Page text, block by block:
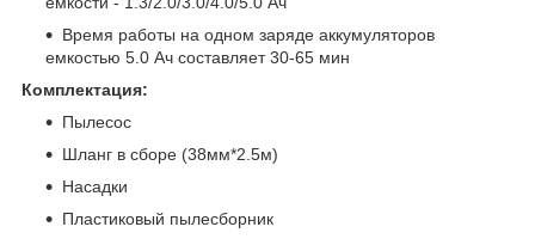
Время работы на одном заряде аккумуляторов
емкостью 5.0 Ач составляет 30-65 мин
Комплектация:
Пылесос
Шланг в сборе (38мм*2.5м)
Насадки
Пластиковый пылесборник